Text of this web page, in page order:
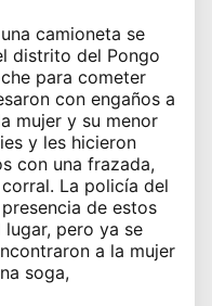
camioneta se
distrito del Pongo
para cometer
con engaños a
mujer y su menor
y les hicieron
con una frazada,
La policía del
de estos
pero ya se
a la mujer
soga,